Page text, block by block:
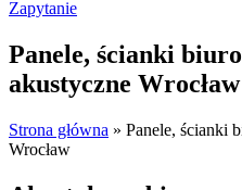
Zapytanie
Panele, ścianki
akustyczne Wrocław
Strona główna » Panele, ścianki
Wrocław